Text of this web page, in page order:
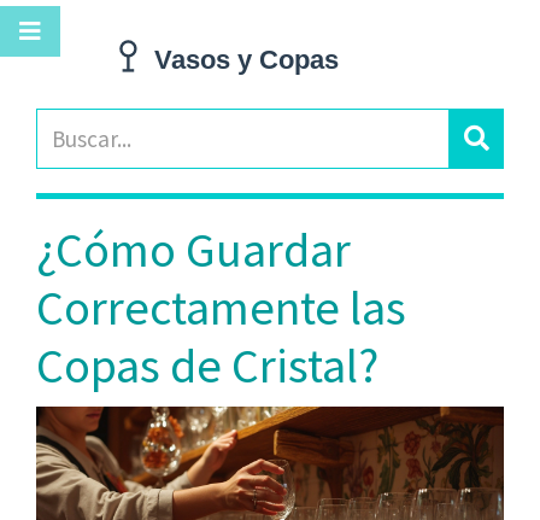
¿Cómo Guardar
Correctamente las
Copas de Cristal?